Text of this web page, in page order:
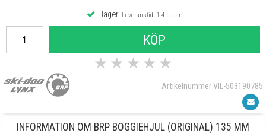
I lagerLeveranstid: 1-4 dagar
KÖP
★ ★ ★ ★ ★
Artikelnummer VIL-503190785
INFORMATION OM BRP BOGGIEHJUL (ORIGINAL) 135 MM